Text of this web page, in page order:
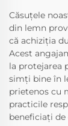
Căsuțele
din lemn
că achiziția
Acest
la protejarea
simți bine în
prietenos cu
practicile
beneficiați